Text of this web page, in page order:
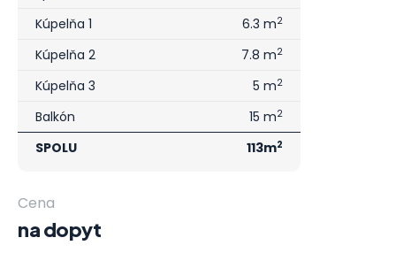
Kúpelňa 1 6.3 m2
Kúpelňa 2 7.8 m2
Kúpelňa 3 5 m2
Balkón 15 m2
SPOLU 113m2
Cena
na dopyt